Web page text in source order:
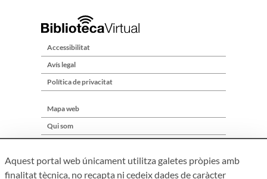
Accessibilitat
Avís legal
Política de privacitat
Mapa web
Qui som
Aquest portal web únicament utilitza galetes pròpies amb
finalitat tècnica, no recapta ni cedeix dades de caràcter